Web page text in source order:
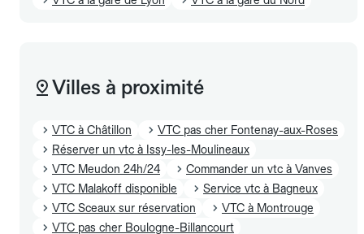
Villes à proximité
VTC à Châtillon
VTC pas cher Fontenay-aux-Roses
Réserver un vtc à Issy-les-Moulineaux
VTC Meudon 24h/24
Commander un vtc à Vanves
VTC Malakoff disponible
Service vtc à Bagneux
VTC Sceaux sur réservation
VTC à Montrouge
VTC pas cher Boulogne-Billancourt